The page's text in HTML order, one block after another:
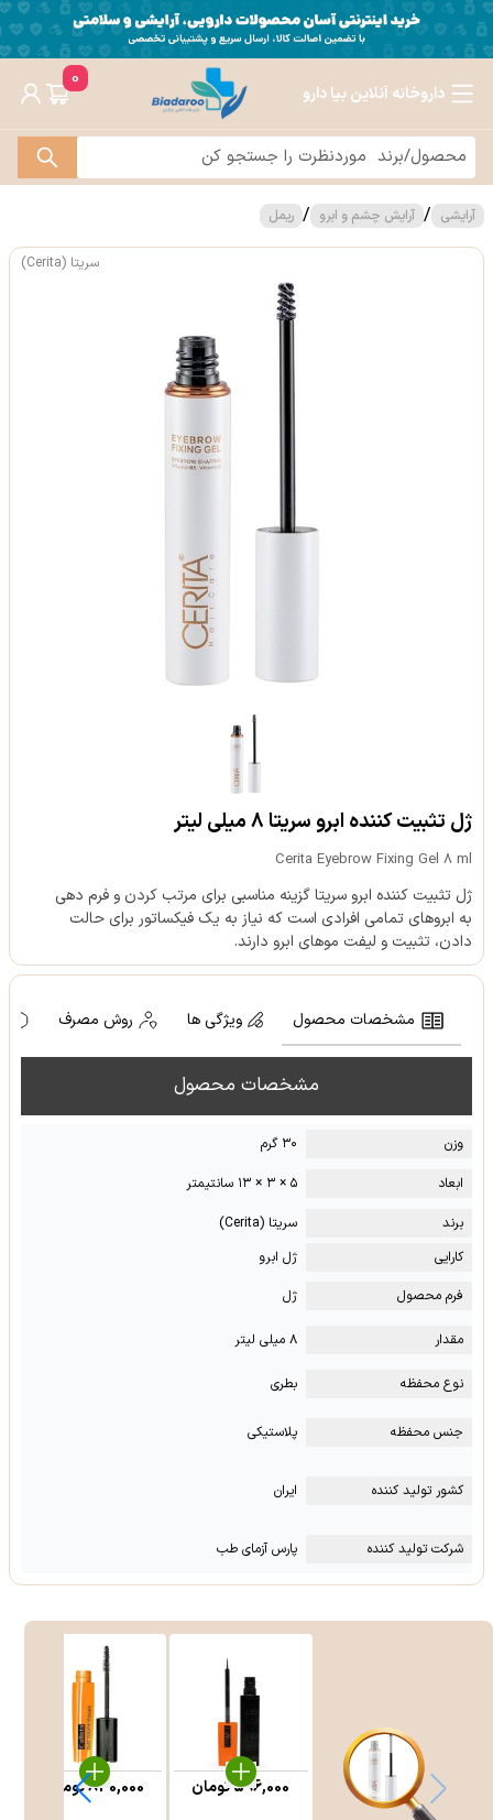
داروخانه آنلاین بیا دارو
0
آرایشی / آرایش چشم و ابرو / ریمل
سریتا (Cerita)
ژل تثبیت کننده ابرو سریتا 8 میلی لیتر
Cerita Eyebrow Fixing Gel 8 ml
ژل تثبیت کننده ابرو سریتا گزینه مناسبی برای مرتب کردن و فرم دهی
به ابروهای تمامی افرادی است که نیاز به یک فیکساتور برای حالت
دادن، تثبیت و لیفت موهای ابرو دارند.
مشخصات محصول ویژگی ها روش مصرف
مشخصات محصول
وزن
۳۰ گرم
ابعاد
۵ × ۳ × ۱۳ سانتیمتر
برند
سریتا (Cerita)
کارایی
ژل ابرو
فرم محصول
ژل
مقدار ۸ میلی لیتر
نوع محفظه بطری
جنس محفظه پلاستیکی
کشور تولید کننده ایران
شرکت تولید کننده پارس آزمای طب
596,000تومان 830,000تومان